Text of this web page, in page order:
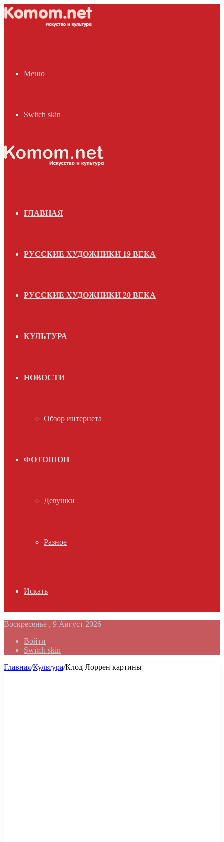
Меню
Switch skin
ГЛАВНАЯ
РУССКИЕ ХУДОЖНИКИ 19 ВЕКА
РУССКИЕ ХУДОЖНИКИ 20 ВЕКА
КУЛЬТУРА
НОВОСТИ
Обзор интернета
ФОТОШОП
Девушки
Разное
Искать
Воскресенье , 9 Август 2026
Войти
Switch skin
Главная/Культура/Клод Лоррен картины